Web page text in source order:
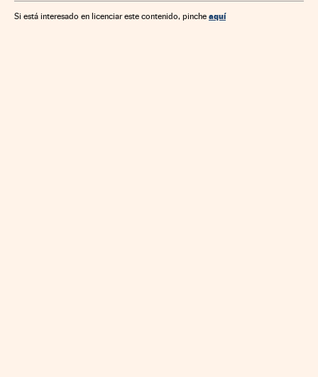
Telefonía Empresas Informática
Si está interesado en licenciar este contenido, pinche aquí